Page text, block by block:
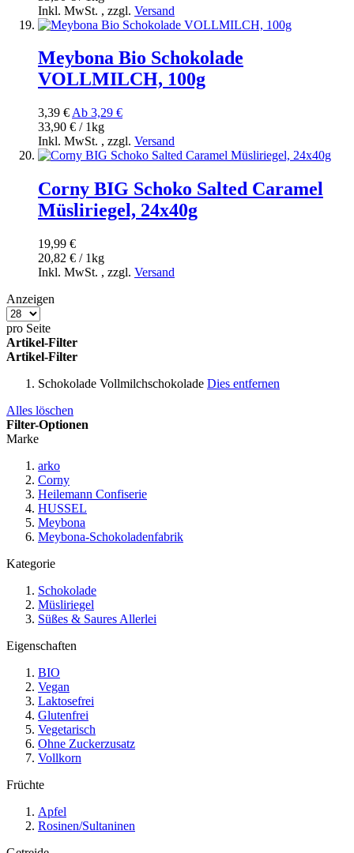
Inkl. MwSt. , zzgl. Versand
Meybona Bio Schokolade
VOLLMILCH, 100g
3,39 € Ab 3,29 €
33,90 € / 1kg
Inkl. MwSt. , zzgl. Versand
Corny BIG Schoko Salted Caramel
Müsliriegel, 24x40g
19,99 €
20,82 € / 1kg
Inkl. MwSt. , zzgl. Versand
Anzeigen
pro Seite
Artikel-Filter
Artikel-Filter
Schokolade Vollmilchschokolade Dies entfernen
Alles löschen
Filter-Optionen
Marke
arko
Corny
Heilemann Confiserie
HUSSEL
Meybona
Meybona-Schokoladenfabrik
Kategorie
Schokolade
Müsliriegel
Süßes & Saures Allerlei
Eigenschaften
BIO
Vegan
Laktosefrei
Glutenfrei
Vegetarisch
Ohne Zuckerzusatz
Vollkorn
Früchte
Apfel
Rosinen/Sultaninen